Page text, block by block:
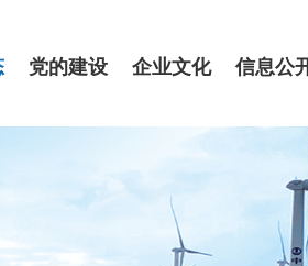
党的建设 企业文化 信息公